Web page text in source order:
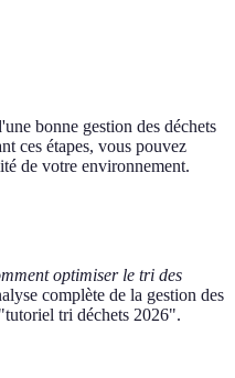
bonne gestion des déchets
ces étapes, vous pouvez
de votre environnement.
optimiser le tri des
complète de la gestion des
tri déchets 2026".